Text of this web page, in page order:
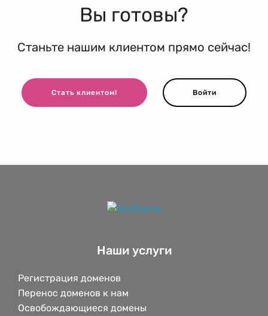
Вы готовы?
Станьте нашим клиентом прямо сейчас!
Стать клиентом! Войти
Наши услуги
Регистрация доменов
Перенос доменов к нам
Освобождающиеся домены